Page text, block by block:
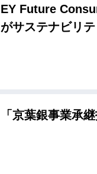
EY Future
がサステナビリ
「京葉銀事業承